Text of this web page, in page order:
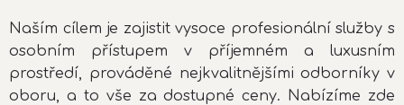
Naším cílem je zajistit vysoce profesionální služby s
osobním přístupem v příjemném a luxusním
prostředí, prováděné nejkvalitnějšími odborníky v
oboru, a to vše za dostupné ceny. Nabízíme zde